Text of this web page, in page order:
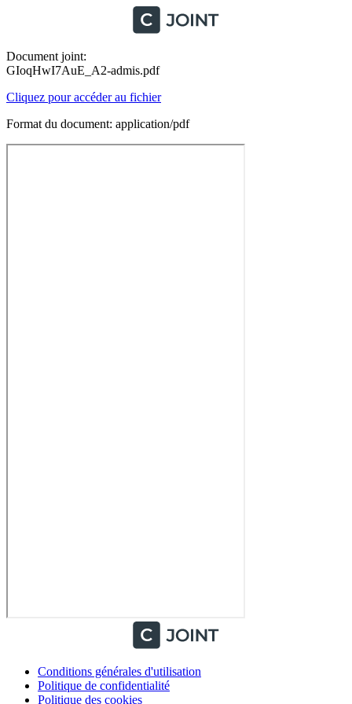
Document joint:
GIoqHwI7AuE_A2-admis.pdf
Cliquez pour accéder au fichier
Format du document: application/pdf
Conditions générales d'utilisation
Politique de confidentialité
Politique des cookies